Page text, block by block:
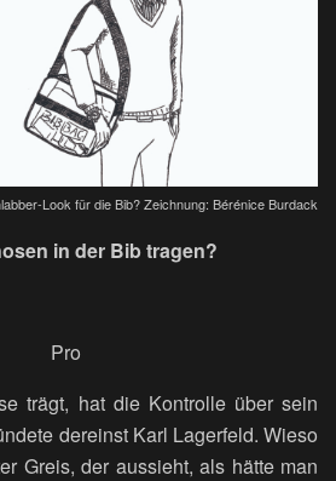
Look für die Bib? Zeichnung: Bérénice Burdack
in der Bib tragen?
Pro
trägt, hat die Kontrolle über sein
dereinst Karl Lagerfeld. Wieso
Greis, der aussieht, als hätte man